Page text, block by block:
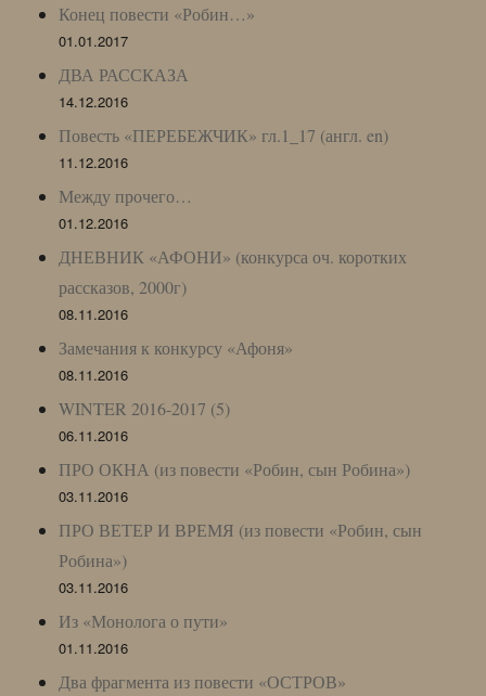
Конец повести «Робин…»
01.01.2017
ДВА РАССКАЗА
14.12.2016
Повесть «ПЕРЕБЕЖЧИК» гл.1_17 (англ. en)
11.12.2016
Между прочего…
01.12.2016
ДНЕВНИК «АФОНИ» (конкурса оч. коротких
рассказов, 2000г)
08.11.2016
Замечания к конкурсу «Афоня»
08.11.2016
WINTER 2016-2017 (5)
06.11.2016
ПРО ОКНА (из повести «Робин, сын Робина»)
03.11.2016
ПРО ВЕТЕР И ВРЕМЯ (из повести «Робин, сын
Робина»)
03.11.2016
Из «Монолога о пути»
01.11.2016
Два фрагмента из повести «ОСТРОВ»